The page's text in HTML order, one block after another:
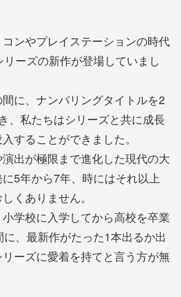
ンやプレイステーションの時代
ーズの新作が登場していまし
に、ナンバリングタイトルを2
、私たちはシリーズと共に成長
することができました。
出が極限まで進化した現代の大
5年から7年、時にはそれ以上
くありません。
学校に入学してから高校を卒業
、最新作がたった1本出るか出
ーズに愛着を持てと言う方が無